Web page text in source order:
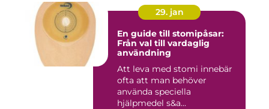
29. jan
En guide till stomipåsar:
Från val till vardaglig
användning
Att leva med stomi innebär
ofta att man behöver
använda speciella
hjälpmedel s&a...